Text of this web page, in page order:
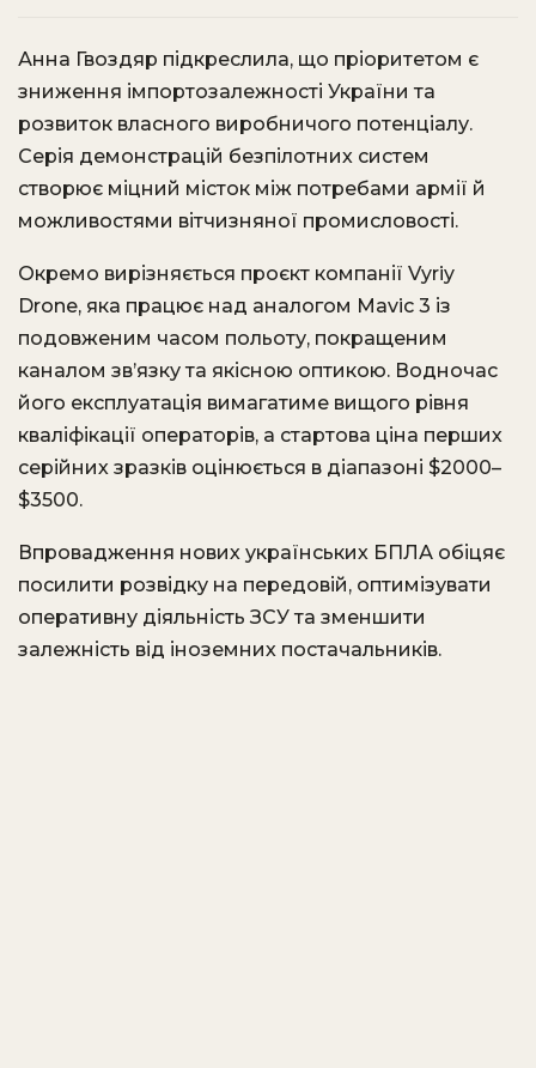
Анна Гвоздяр підкреслила, що пріоритетом є
зниження імпортозалежності України та
розвиток власного виробничого потенціалу.
Серія демонстрацій безпілотних систем
створює міцний місток між потребами армії й
можливостями вітчизняної промисловості.
Окремо вирізняється проєкт компанії Vyriy
Drone, яка працює над аналогом Mavic 3 із
подовженим часом польоту, покращеним
каналом зв’язку та якісною оптикою. Водночас
його експлуатація вимагатиме вищого рівня
кваліфікації операторів, а стартова ціна перших
серійних зразків оцінюється в діапазоні $2000–
$3500.
Впровадження нових українських БПЛА обіцяє
посилити розвідку на передовій, оптимізувати
оперативну діяльність ЗСУ та зменшити
залежність від іноземних постачальників.